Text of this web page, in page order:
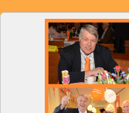
SSV
Klim-